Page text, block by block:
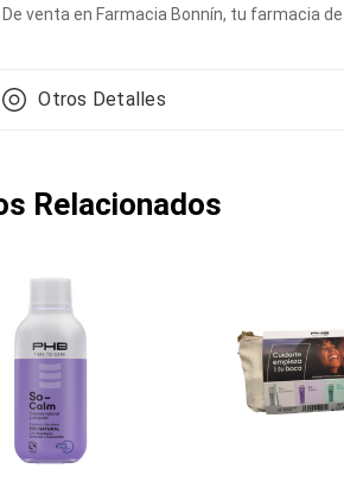
De venta en Farmacia Bonnín, tu farmacia
Otros Detalles
Relacionados